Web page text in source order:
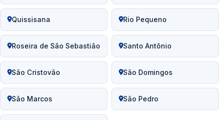
Quissisana Rio Pequeno
Roseira de São Sebastião Santo Antônio
São Cristovão São Domingos
São Marcos São Pedro